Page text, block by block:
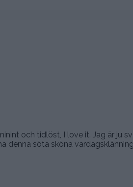
och tidlöst, I love it. Jag är ju
denna söta sköna